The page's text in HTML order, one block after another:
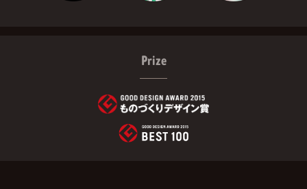
Prize